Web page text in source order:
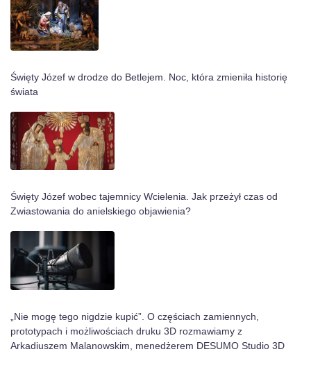
Święty Józef w drodze do Betlejem. Noc, która zmieniła historię
świata
Święty Józef wobec tajemnicy Wcielenia. Jak przeżył czas od
Zwiastowania do anielskiego objawienia?
„Nie mogę tego nigdzie kupić”. O częściach zamiennych,
prototypach i możliwościach druku 3D rozmawiamy z
Arkadiuszem Malanowskim, menedżerem DESUMO Studio 3D